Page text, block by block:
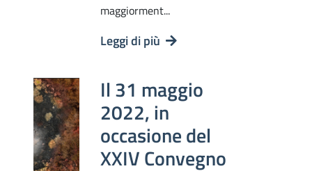
maggiorment...
Leggi di più
Il 31 maggio
2022, in
occasione del
XXIV Convegno